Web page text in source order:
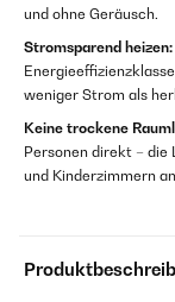
und ohne Geräusch.
Stromsparend heizen:
weniger Strom als
Keine trockene
Personen direkt – die
und Kinderzimmern